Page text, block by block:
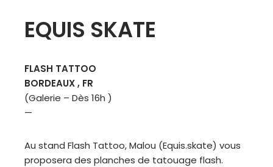
EQUIS SKATE
FLASH TATTOO
BORDEAUX , FR
(Galerie – Dès 16h )
—
Au stand Flash Tattoo, Malou (Equis.skate) vous
proposera des planches de tatouage flash.